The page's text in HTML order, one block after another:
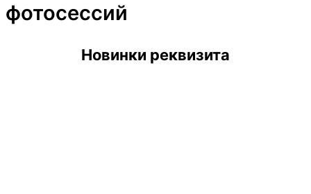
фотосессий
Новинки реквизита